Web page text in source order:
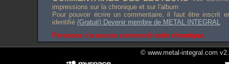
impressions sur la chronique et sur l'album
Pour pouvoir écrire un commentaire, il faut être inscrit
identifié (Gratuit) Devenir membre de METAL INTEGRAL
Personne n'a encore commenté cette chronique.
© www.metal-integral.com